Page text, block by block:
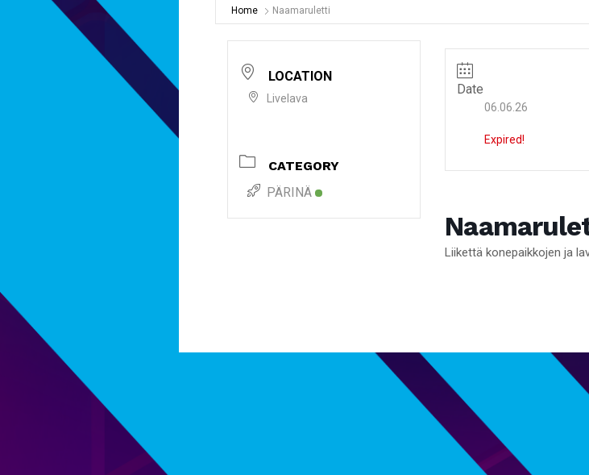
Home Naamaruletti
LOCATION
Livelava
CATEGORY
PÄRINÄ
Date
06.06.26
Expired!
Liikettä konepaikkojen ja